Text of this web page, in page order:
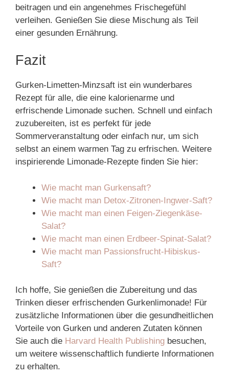
beitragen und ein angenehmes Frischegefühl
verleihen. Genießen Sie diese Mischung als Teil
einer gesunden Ernährung.
Fazit
Gurken-Limetten-Minzsaft ist ein wunderbares
Rezept für alle, die eine kalorienarme und
erfrischende Limonade suchen. Schnell und einfach
zuzubereiten, ist es perfekt für jede
Sommerveranstaltung oder einfach nur, um sich
selbst an einem warmen Tag zu erfrischen. Weitere
inspirierende Limonade-Rezepte finden Sie hier:
Wie macht man Gurkensaft?
Wie macht man Detox-Zitronen-Ingwer-Saft?
Wie macht man einen Feigen-Ziegenkäse-
Salat?
Wie macht man einen Erdbeer-Spinat-Salat?
Wie macht man Passionsfrucht-Hibiskus-
Saft?
Ich hoffe, Sie genießen die Zubereitung und das
Trinken dieser erfrischenden Gurkenlimonade! Für
zusätzliche Informationen über die gesundheitlichen
Vorteile von Gurken und anderen Zutaten können
Sie auch die Harvard Health Publishing besuchen,
um weitere wissenschaftlich fundierte Informationen
zu erhalten.